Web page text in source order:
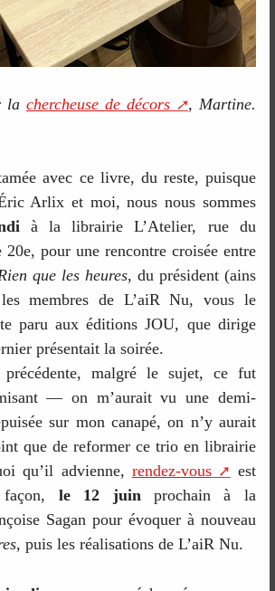
la chercheuse de décors
, Martine.
avec ce livre, du reste, puisque
Arlix et moi, nous nous sommes
à la librairie L’Atelier, rue du
20e, pour une rencontre croisée entre
que les heures, du président (ains
membres de L’aiR Nu, vous le
paru aux éditions JOU, que dirige
présentait la soirée.
malgré le sujet, ce fut
— on m’aurait vu une demi-
sur mon canapé, on n’y aurait
que de reformer ce trio en librairie
qu’il advienne, rendez-vous
est
le 12 juinprochain à la
Sagan pour évoquer à nouveau
, puis les réalisations de L’aiR Nu.